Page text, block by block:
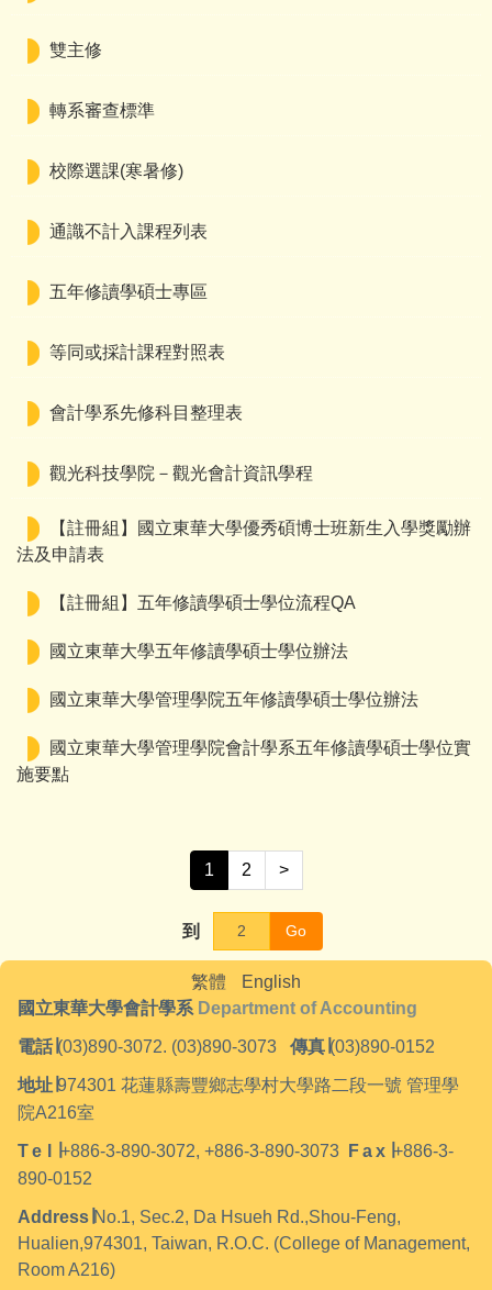
雙主修
轉系審查標準
校際選課(寒暑修)
通識不計入課程列表
五年修讀學碩士專區
等同或採計課程對照表
會計學系先修科目整理表
觀光科技學院－觀光會計資訊學程
【註冊組】國立東華大學優秀碩博士班新生入學獎勵辦
法及申請表
【註冊組】五年修讀學碩士學位流程QA
國立東華大學五年修讀學碩士學位辦法
國立東華大學管理學院五年修讀學碩士學位辦法
國立東華大學管理學院會計學系五年修讀學碩士學位實
施要點
1 2 >
到 Go
繁體
English
國立東華大學會計學系 Department of Accounting
電話∣ (03)890-3072. (03)890-3073 傳真 (03)890-0152
地址 974301 花蓮縣壽豐鄉志學村大學路二段一號 管理學
院A216室
Tel +886-3-890-3072, +886-3-890-3073 Fax +886-3-
890-0152
Address No.1, Sec.2, Da Hsueh Rd.,Shou-Feng,
Hualien,974301, Taiwan, R.O.C. (College of Management,
Room A216)